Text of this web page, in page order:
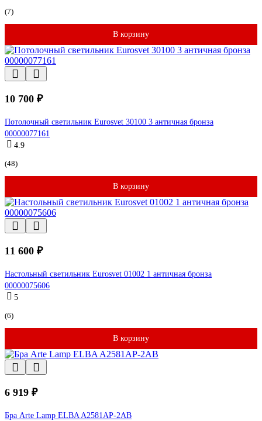
(7)
В корзину
10 700 ₽
Потолочный светильник Eurosvet 30100 3 античная бронза
00000077161
4.9
(48)
В корзину
11 600 ₽
Настольный светильник Eurosvet 01002 1 античная бронза
00000075606
5
(6)
В корзину
6 919 ₽
Бра Arte Lamp ELBA A2581AP-2AB